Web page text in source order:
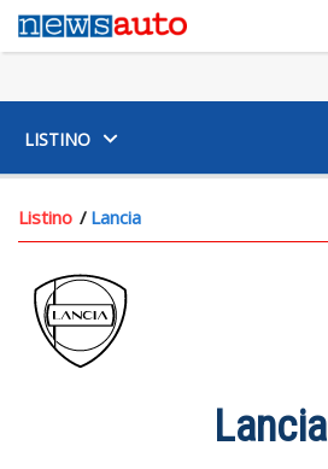
LISTINO
Listino Lancia
Lancia